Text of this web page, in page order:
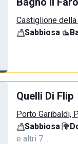
Castiglione
Sabbiosa·
Quelli Di Flip
Porto Garibaldi,
Sabbiosa·
e altri 7…